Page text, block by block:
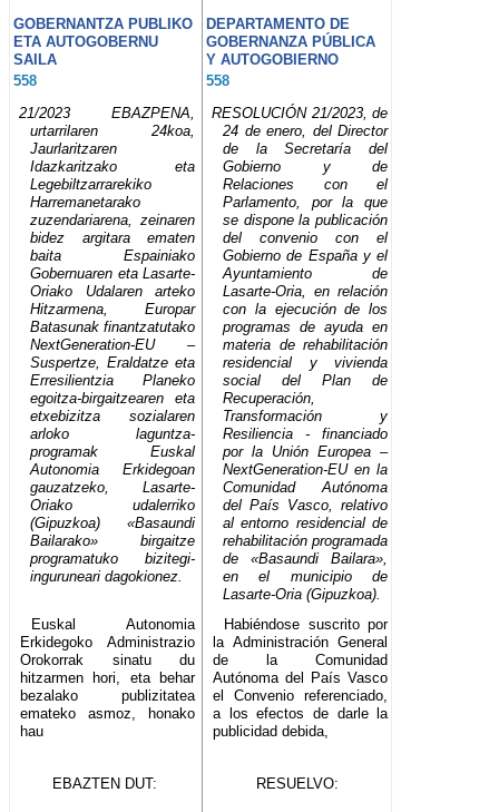
GOBERNANTZA PUBLIKO
ETA AUTOGOBERNU
SAILA
DEPARTAMENTO DE
GOBERNANZA PÚBLICA
Y AUTOGOBIERNO
558
558
21/2023 EBAZPENA,
urtarrilaren 24koa,
Jaurlaritzaren
Idazkaritzako eta
Legebiltzarrarekiko
Harremanetarako
zuzendariarena, zeinaren
bidez argitara ematen
baita Espainiako
Gobernuaren eta Lasarte-
Oriako Udalaren arteko
Hitzarmena, Europar
Batasunak finantzatutako
NextGeneration-EU –
Suspertze, Eraldatze eta
Erresilientzia Planeko
egoitza-birgaitzearen eta
etxebizitza sozialaren
arloko laguntza-
programak Euskal
Autonomia Erkidegoan
gauzatzeko, Lasarte-
Oriako udalerriko
(Gipuzkoa) «Basaundi
Bailarako» birgaitze
programatuko bizitegi-
inguruneari dagokionez.
RESOLUCIÓN 21/2023, de
24 de enero, del Director
de la Secretaría del
Gobierno y de
Relaciones con el
Parlamento, por la que
se dispone la publicación
del convenio con el
Gobierno de España y el
Ayuntamiento de
Lasarte-Oria, en relación
con la ejecución de los
programas de ayuda en
materia de rehabilitación
residencial y vivienda
social del Plan de
Recuperación,
Transformación y
Resiliencia - financiado
por la Unión Europea –
NextGeneration-EU en la
Comunidad Autónoma
del País Vasco, relativo
al entorno residencial de
rehabilitación programada
de «Basaundi Bailara»,
en el municipio de
Lasarte-Oria (Gipuzkoa).
Euskal Autonomia
Erkidegoko Administrazio
Orokorrak sinatu du
hitzarmen hori, eta behar
bezalako publizitatea
emateko asmoz, honako
hau
Habiéndose suscrito por
la Administración General
de la Comunidad
Autónoma del País Vasco
el Convenio referenciado,
a los efectos de darle la
publicidad debida,
EBAZTEN DUT: RESUELVO: